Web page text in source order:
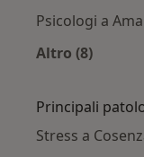
Psicologi a
Altro (8)
Principali
Stress a